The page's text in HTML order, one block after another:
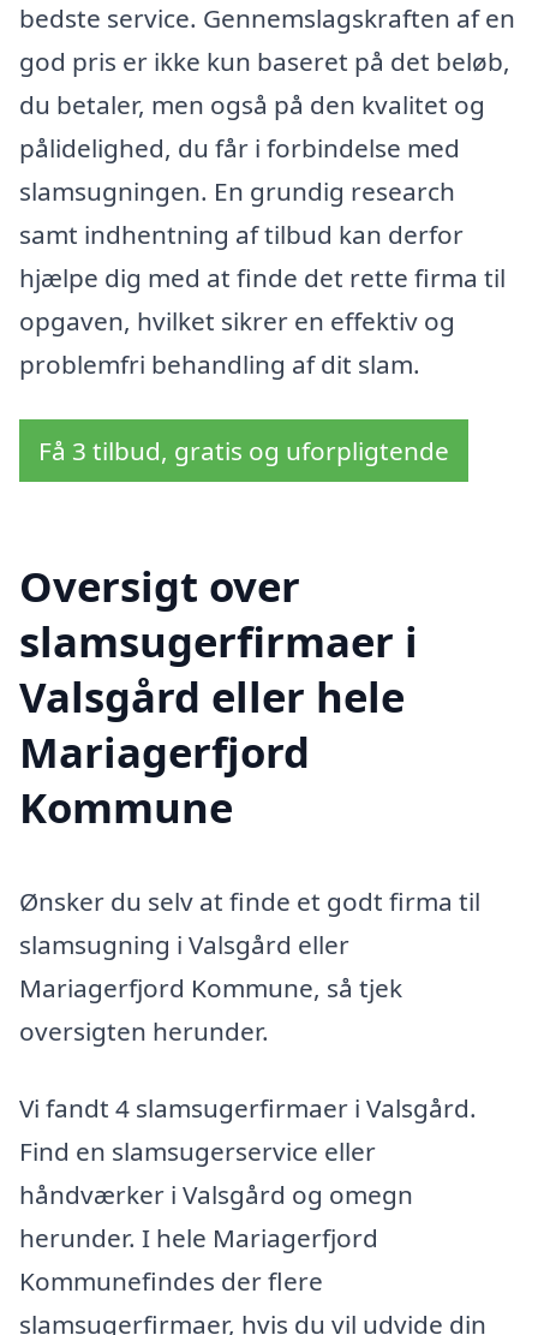
bedste service. Gennemslagskraften af en
god pris er ikke kun baseret på det beløb,
du betaler, men også på den kvalitet og
pålidelighed, du får i forbindelse med
slamsugningen. En grundig research
samt indhentning af tilbud kan derfor
hjælpe dig med at finde det rette firma til
opgaven, hvilket sikrer en effektiv og
problemfri behandling af dit slam.
Få 3 tilbud, gratis og uforpligtende
Oversigt over
slamsugerfirmaer i
Valsgård eller hele
Mariagerfjord
Kommune
Ønsker du selv at finde et godt firma til
slamsugning i Valsgård eller
Mariagerfjord Kommune, så tjek
oversigten herunder.
Vi fandt 4 slamsugerfirmaer i Valsgård.
Find en slamsugerservice eller
håndværker i Valsgård og omegn
herunder. I hele Mariagerfjord
Kommunefindes der flere
slamsugerfirmaer, hvis du vil udvide din